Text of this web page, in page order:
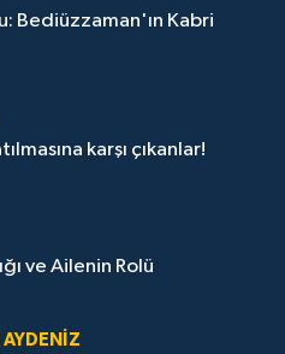
Bediüzzaman'ın Kabri
karşı çıkanlar!
ve Ailenin Rolü
AYDENIZ